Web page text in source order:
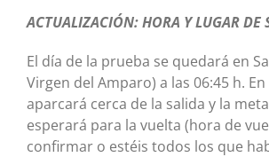
ACTUALIZACIÓN: HORA Y LUGAR DE
El día de la prueba se quedará en
Virgen del Amparo) a las 06:45 h.
aparcará cerca de la salida y la
esperará para la vuelta (hora de
confirmar o estéis todos los que